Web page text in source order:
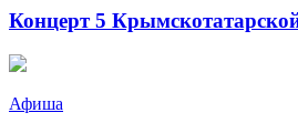
Концерт 5
Афиша